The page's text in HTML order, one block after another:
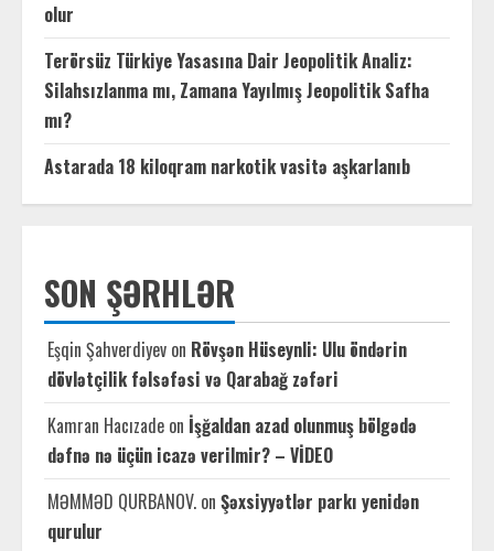
olur
Terörsüz Türkiye Yasasına Dair Jeopolitik Analiz:
Silahsızlanma mı, Zamana Yayılmış Jeopolitik Safha
mı?
Astarada 18 kiloqram narkotik vasitə aşkarlanıb
SON ŞƏRHLƏR
Eşqin Şahverdiyev on Rövşən Hüseynli: Ulu öndərin
dövlətçilik fəlsəfəsi və Qarabağ zəfəri
Kamran Hacızade on İşğaldan azad olunmuş bölgədə
dəfnə nə üçün icazə verilmir? – VİDEO
MƏMMƏD QURBANOV. on Şəxsiyyətlər parkı yenidən
qurulur